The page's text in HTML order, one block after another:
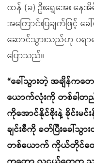
ထန် (ခ) ဦးရွှေအေး န
အကြောင်းပြချက်ဖြင့်
ဆောင်သွားသည်ဟု ပရာ
ပြောသည်။
“ခေါ်သွားတဲ့ အချိန်ကတ
ယောက်လုံးကို တစ်ခါတည်
ကိုအောင်နိုင်စိုးနဲ့ ခိုင်း
ချင်းစီကို ခတ်ပြီးခေါ်သွ
တစ်ယောက် ကိုယ်တိုင်တွ